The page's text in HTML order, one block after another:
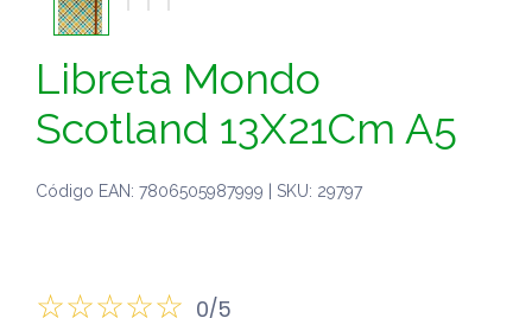
Libreta Mondo
Scotland 13X21Cm A5
Código EAN: 7806505987999 | SKU: 29797
0/5